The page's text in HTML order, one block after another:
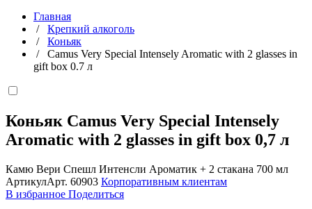
Главная
/ Крепкий алкоголь
/ Коньяк
/ Camus Very Special Intensely Aromatic with 2 glasses in
gift box 0.7 л
Коньяк Camus Very Special Intensely
Aromatic with 2 glasses in gift box 0,7 л
Камю Вери Спешл Интенсли Ароматик + 2 стакана 700 мл
АртикулАрт. 60903 Корпоративным клиентам
В избранное Поделиться